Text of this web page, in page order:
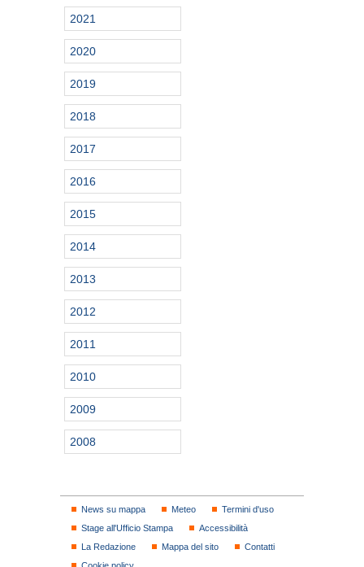
2021
2020
2019
2018
2017
2016
2015
2014
2013
2012
2011
2010
2009
2008
News su mappa Meteo
Termini d'uso
Stage all'Ufficio Stampa
Accessibilità
La Redazione
Mappa del sito
Contatti